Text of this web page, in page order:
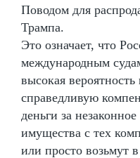
Поводом для
Трампа.
Это означает, что
международным
высокая
справедливую
деньги за
имущества с тех
или просто возьмут